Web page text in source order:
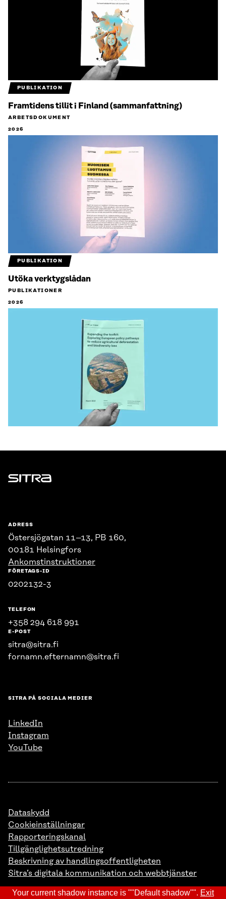
PUBLIKATION
Framtidens tillit i Finland (sammanfattning)
ARBETSDOKUMENT
2026
PUBLIKATION
Utöka verktygslådan
PUBLIKATIONER
2026
Sitra
ADRESS
Östersjögatan 11–13, PB 160,
00181 Helsingfors
Ankomstinstruktioner
FÖRETAGS-ID
0202132-3
TELEFON
+358 294 618 991
E-POST
sitra@sitra.fi
fornamn.efternamn@sitra.fi
SITRA PÅ SOCIALA MEDIER
LinkedIn
Instagram
YouTube
Dataskydd
Cookieinställningar
Rapporteringskanal
Tillgänglighetsutredning
Beskrivning av handlingsoffentligheten
Sitra’s digitala kommunikation och webbtjänster
Your current shadow instance is ""Default shadow"". Exit